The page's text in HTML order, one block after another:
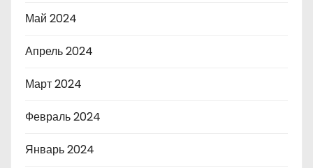
Май 2024
Апрель 2024
Март 2024
Февраль 2024
Январь 2024